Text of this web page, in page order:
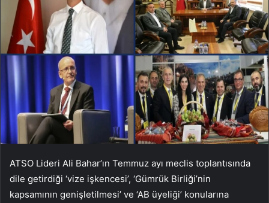
ATSO Lideri Ali Bahar’ın Temmuz ayı meclis toplantısında
dile getirdiği ‘vize işkencesi’, ‘Gümrük Birliği’nin
kapsamının genişletilmesi’ ve ‘AB üyeliği’ konularına